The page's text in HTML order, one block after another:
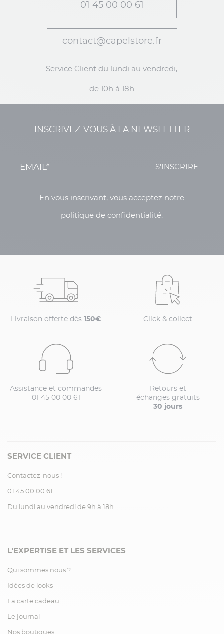
01 45 00 00 61
contact@capelstore.fr
Service Client du lundi au vendredi,
de 10h à 18h
INSCRIVEZ-VOUS À LA NEWSLETTER
S'INSCRIRE
En vous inscrivant, vous acceptez notre
politique de confidentialité.
Livraison offerte dès 150€ Click & collect
Assistance et commandes
01 45 00 00 61
Retours et
échanges gratuits
30 jours
SERVICE CLIENT
Contactez-nous !
01.45.00.00.61
Du lundi au vendredi de 9h à 18h
L'EXPERTISE ET LES SERVICES
Qui sommes nous ?
Idées de looks
La carte cadeau
Le journal
Nos boutiques